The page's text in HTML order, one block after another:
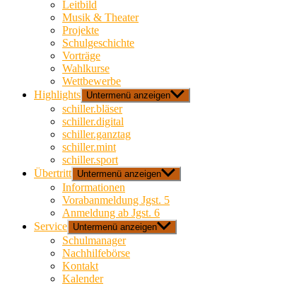
Leitbild
Musik & Theater
Projekte
Schulgeschichte
Vorträge
Wahlkurse
Wettbewerbe
Highlights Untermenü anzeigen
schiller.bläser
schiller.digital
schiller.ganztag
schiller.mint
schiller.sport
Übertritt Untermenü anzeigen
Informationen
Vorabanmeldung Jgst. 5
Anmeldung ab Jgst. 6
Service Untermenü anzeigen
Schulmanager
Nachhilfebörse
Kontakt
Kalender